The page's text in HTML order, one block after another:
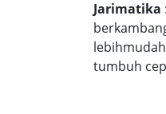
Jarimatika
tumbuh